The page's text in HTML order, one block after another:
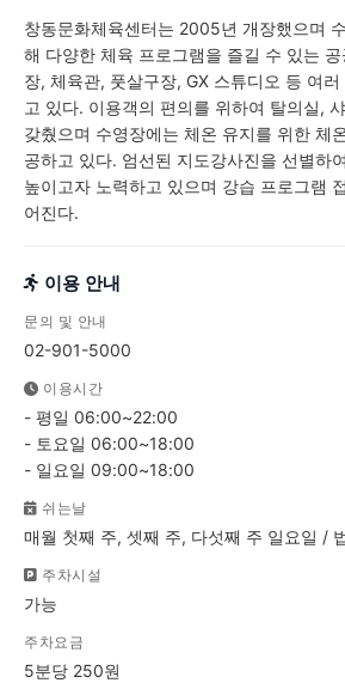
창동문화체육센터는 2005년 개장했으며
해 다양한 체육 프로그램을 즐길 수 있는
장, 체육관, 풋살구장, GX 스튜디오 등 여
고 있다. 이용객의 편의를 위하여 탈의실,
갖췄으며 수영장에는 체온 유지를 위한 체
공하고 있다. 엄선된 지도강사진을 선별하
높이고자 노력하고 있으며 강습 프로그램
어진다.
이용 안내
문의 및 안내
02-901-5000
이용시간
- 평일 06:00~22:00
- 토요일 06:00~18:00
- 일요일 09:00~18:00
쉬는날
매월 첫째 주, 셋째 주, 다섯째 주 일요일 /
주차시설
가능
주차요금
5분당 250원